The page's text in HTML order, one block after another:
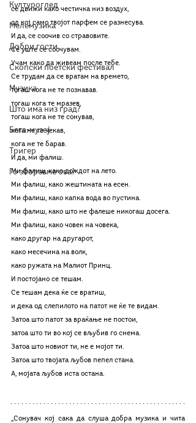
Културоглед
Мелемузика
Добри гости
Скопски поетски фестивал
Музика
Што има низ град?
Бета-музеј
Тригер
Го зборевме ова?
се движи како честичка низ воздух,
од кој само твојот парфем се разнесува.
И да, се соочив со стравовите.
Сè уште се соочувам.
Учам како да живеам после тебе.
Се трудам да се вратам на времето,
тогаш кога не те познавав.
тогаш кога те мразев,
тогаш кога не те сонував,
кога не те чекав,
кога не те барав.
И да, ми фалиш.
Ми фалиш, како дождот на лето.
Ми фалиш, како жештината на есен.
Ми фалиш, како капка вода во пустина.
Ми фалиш, како што не фалеше никогаш досега.
Ми фалиш, како човек на човека,
како другар на другарот,
како месечина на волк,
како ружата на Малиот Принц.
И постојано се тешам.
Се тешам дека ќе се вратиш,
и дека од слепилото на патот не ќе те видам.
Затоа што патот за враќање не постои,
затоа што ти во кој се вљубив го снема.
Затоа што новиот ти, не е мојот ти.
Затоа што твојата љубов пепел стана.
А, мојата љубов иста остана.
,,Сонувач кој сака да слуша добра музика и чита